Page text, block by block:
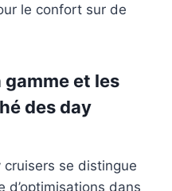
le confort sur de
et les
des day
se distingue
d’optimisations dans